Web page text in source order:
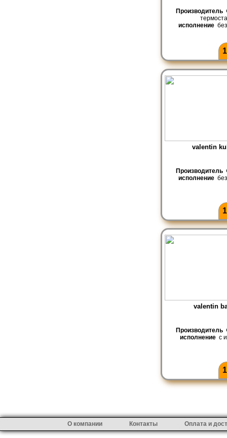
Производитель
исполнение
valentin
Производитель
исполнение
valentin
Производитель
исполнение с
О компании Контакты Оплата и